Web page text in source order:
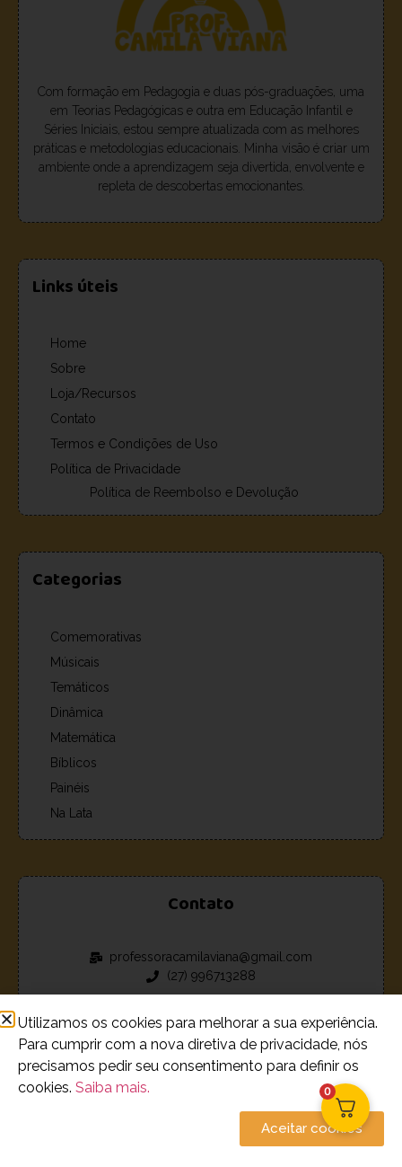
Com formação em Pedagogia e duas pós-graduações, uma
em Teorias Pedagógicas e outra em Educação Infantil e
Séries Iniciais, estou sempre atualizada com as melhores
práticas e metodologias educacionais. Minha visão é criar um
ambiente onde a aprendizagem seja divertida, envolvente e
repleta de descobertas emocionantes.
Links úteis
Home
Sobre
Loja/Recursos
Contato
Termos e Condições de Uso
Política de Privacidade
Política de Reembolso e Devolução
Categorias
Comemorativas
Músicais
Temáticos
Dinâmica
Matemática
Bíblicos
Painéis
Na Lata
Contato
professoracamilaviana@gmail.com
(27) 996713288
© 2023 - 2026 Loja de recursos estudantis Camila Viana.
0
Utilizamos os cookies para melhorar a sua experiência.
Para cumprir com a nova diretiva de privacidade, nós
precisamos pedir seu consentimento para definir os
cookies. Saiba mais.
Aceitar cookies